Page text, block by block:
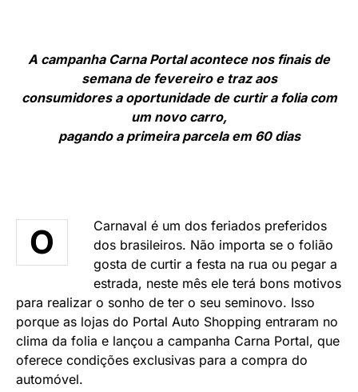
A campanha Carna Portal acontece nos finais de
semana de fevereiro e traz aos
consumidores a oportunidade de curtir a folia com
um novo carro,
pagando a primeira parcela em 60 dias
O
Carnaval é um dos feriados preferidos
dos brasileiros. Não importa se o folião
gosta de curtir a festa na rua ou pegar a
estrada, neste mês ele terá bons motivos
para realizar o sonho de ter o seu seminovo. Isso
porque as lojas do Portal Auto Shopping entraram no
clima da folia e lançou a campanha Carna Portal, que
oferece condições exclusivas para a compra do
automóvel.